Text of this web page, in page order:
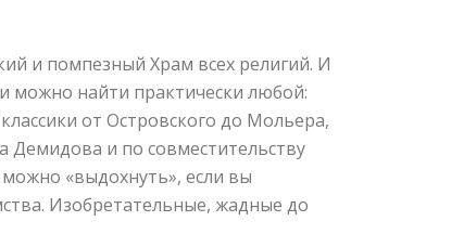
и помпезный Храм всех религий. И
можно найти практически любой:
от Островского до Мольера,
Демидова и по совместительству
«выдохнуть», если вы
Изобретательные, жадные до